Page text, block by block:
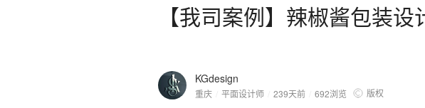
【我司案例】辣椒酱包装设
KGdesign
重庆 平面设计师 239天前 692浏览 版权